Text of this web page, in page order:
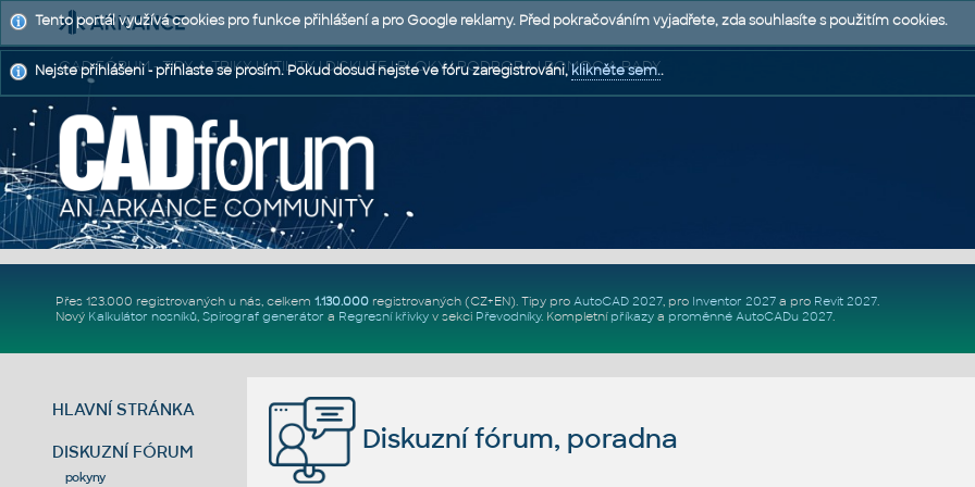
CAD FÓRUM - TIPY A TRIKY | UTILITY | DISKUZE | BLOKY | PODPORA | POMOC A RADY
Přes 123.000 registrovaných u nás, celkem 1.130.000registrovaných (CZ+EN). Tipy pro AutoCAD 2027, pro Inventor 2027a pro Revit 2027.
Nový Kalkulátor nosníků, Spirograf generátor a Regresní křivkyv sekci Převodníky. Kompletní příkazya proměnné AutoCADu 2027.
HLAVNÍ STRÁNKA
DISKUZNÍ FÓRUM
pokyny
Diskuzní fórum, poradna
Tento portál využívá cookies pro funkce přihlášení a pro Google reklamy. Před pokračováním vyjadřete, zda souhlasíte s použitím cookies.
Nejste přihlášeni - přihlaste se prosím. Pokud dosud nejste ve fóru zaregistrováni,klikněte sem..